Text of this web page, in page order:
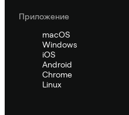
Приложение
macOS
Windows
iOS
Android
Chrome
Linux